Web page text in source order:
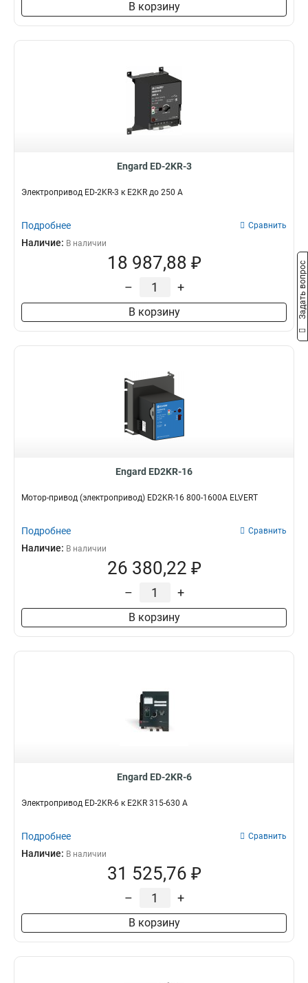
В корзину
Engard ED-2KR-3
Электропривод ED-2KR-3 к E2KR до 250 A
Подробнее Сравнить
Наличие: В наличии
18 987,88 ₽
– +
В корзину
Engard ED2KR-16
Мотор-привод (электропривод) ED2KR-16 800-1600А ELVERT
Подробнее Сравнить
Наличие: В наличии
26 380,22 ₽
– +
В корзину
Engard ED-2KR-6
Электропривод ED-2KR-6 к E2KR 315-630 А
Подробнее Сравнить
Наличие: В наличии
31 525,76 ₽
– +
В корзину
Задать вопрос